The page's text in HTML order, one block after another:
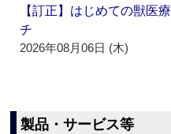
【訂正】はじめての獣
チ
2026年08月06日 (木)
製品・サービス等